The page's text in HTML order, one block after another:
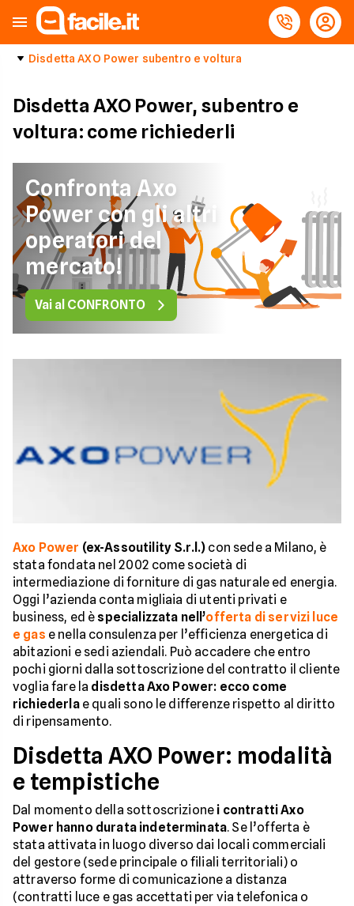
Disdetta AXO Power subentro e voltura
Disdetta AXO Power, subentro e
voltura: come richiederli
Confronta Axo
Power con gli altri
operatori del
mercato!
Vai al CONFRONTO
Axo Power (ex-Assoutility S.r.l.) con sede a Milano, è
stata fondata nel 2002 come società di
intermediazione di forniture di gas naturale ed energia.
Oggi l’azienda conta migliaia di utenti privati e
business, ed è specializzata nell’offerta di servizi luce
e gas e nella consulenza per l’efficienza energetica di
abitazioni e sedi aziendali. Può accadere che entro
pochi giorni dalla sottoscrizione del contratto il cliente
voglia fare la disdetta Axo Power: ecco come
richiederlae quali sono le differenze rispetto al diritto
di ripensamento.
Disdetta AXO Power: modalità
e tempistiche
Dal momento della sottoscrizione i contratti Axo
Power hanno durata indeterminata. Se l’offerta è
stata attivata in luogo diverso dai locali commerciali
del gestore (sede principale o filiali territoriali) o
attraverso forme di comunicazione a distanza
(contratti luce e gas accettati per via telefonica o